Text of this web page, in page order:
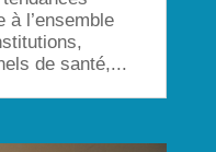
à l’ensemble
de santé,...